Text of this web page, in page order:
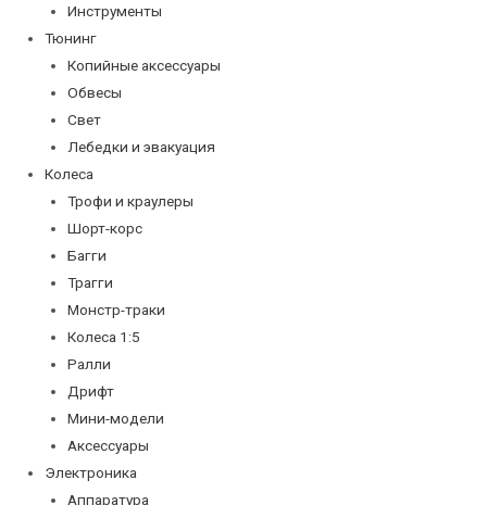
Инструменты
Тюнинг
Копийные аксессуары
Обвесы
Свет
Лебедки и эвакуация
Колеса
Трофи и краулеры
Шорт-корс
Багги
Трагги
Монстр-траки
Колеса 1:5
Ралли
Дрифт
Мини-модели
Аксессуары
Электроника
Аппаратура